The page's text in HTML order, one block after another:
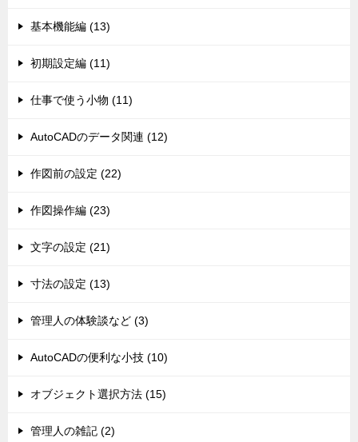
基本機能編 (13)
初期設定編 (11)
仕事で使う小物 (11)
AutoCADのデータ関連 (12)
作図前の設定 (22)
作図操作編 (23)
文字の設定 (21)
寸法の設定 (13)
管理人の体験談など (3)
AutoCADの便利な小技 (10)
オブジェクト選択方法 (15)
管理人の雑記 (2)